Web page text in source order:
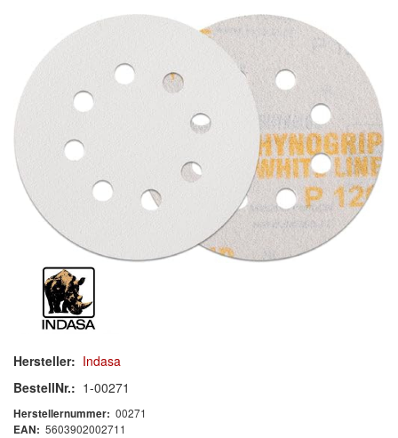
Schleif-Handpads
Zubehör/Hilfsmittel
Kleben & Beschichten
Lackieren
Polieren
Malerbedarf & Zubehör
Werkzeug & Maschinen
Reinigen
Arbeitsschutz
Hersteller: Indasa
BestellNr.: 1-00271
Herstellernummer: 00271
EAN: 5603902002711